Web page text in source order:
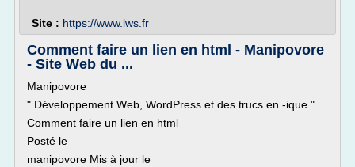
Site : https://www.lws.fr
Comment faire un lien en html - Manipovore
- Site Web du ...
Manipovore
" Développement Web, WordPress et des trucs en -ique "
Comment faire un lien en html
Posté le
manipovore Mis à jour le